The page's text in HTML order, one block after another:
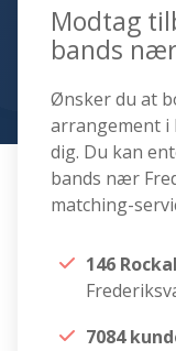
Modtag
bands
Ønsker du at
arrangement i
dig. Du kan
bands nær
matching-
146
7084